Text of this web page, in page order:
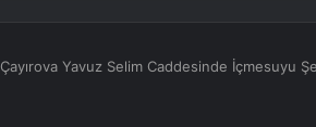
Çayırova Yavuz Selim Caddesinde İçmesuyu